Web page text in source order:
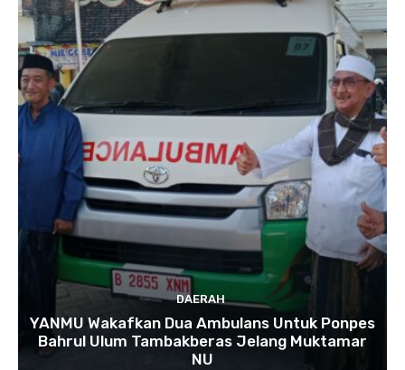
DAERAH
YANMU Wakafkan Dua Ambulans Untuk Ponpes
Bahrul Ulum Tambakberas Jelang Muktamar
NU